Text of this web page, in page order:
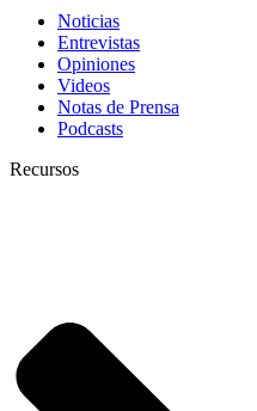
Noticias
Entrevistas
Opiniones
Videos
Notas de Prensa
Podcasts
Recursos